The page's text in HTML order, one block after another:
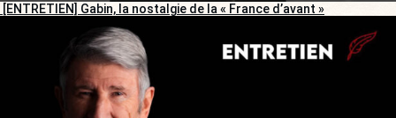
[ENTRETIEN] Gabin, la nostalgie de la « France d’avant »